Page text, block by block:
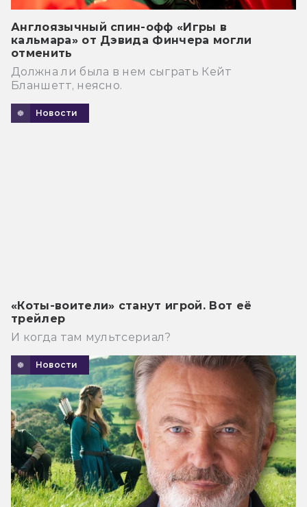
Англоязычный спин-офф «Игры в
кальмара» от Дэвида Финчера могли
отменить
Должна ли была в нем сыграть Кейт
Бланшетт, неясно.
Новости
«Коты-воители» станут игрой. Вот её
трейлер
И когда там мультсериал?
Новости